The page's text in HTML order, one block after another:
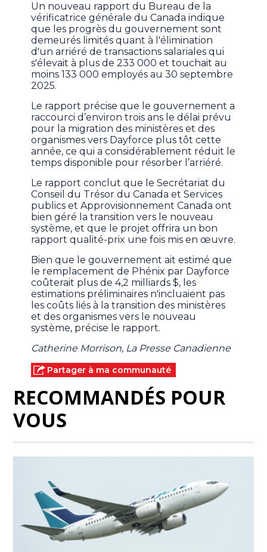
Un nouveau rapport du Bureau de la
vérificatrice générale du Canada indique
que les progrès du gouvernement sont
demeurés limités quant à l'élimination
d'un arriéré de transactions salariales qui
s'élevait à plus de 233 000 et touchait au
moins 133 000 employés au 30 septembre
2025.
Le rapport précise que le gouvernement a
raccourci d’environ trois ans le délai prévu
pour la migration des ministères et des
organismes vers Dayforce plus tôt cette
année, ce qui a considérablement réduit le
temps disponible pour résorber l’arriéré.
Le rapport conclut que le Secrétariat du
Conseil du Trésor du Canada et Services
publics et Approvisionnement Canada ont
bien géré la transition vers le nouveau
système, et que le projet offrira un bon
rapport qualité-prix une fois mis en œuvre.
Bien que le gouvernement ait estimé que
le remplacement de Phénix par Dayforce
coûterait plus de 4,2 milliards $, les
estimations préliminaires n'incluaient pas
les coûts liés à la transition des ministères
et des organismes vers le nouveau
système, précise le rapport.
Catherine Morrison, La Presse Canadienne
Partager à ma communauté
RECOMMANDÉS POUR
VOUS